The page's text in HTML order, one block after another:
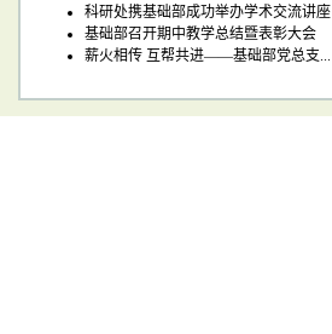
科研处携基础部成功举办学术交流讲座
基础部召开期中教学总结暨表彰大会
薪火相传 互帮共进——基础部党总支...